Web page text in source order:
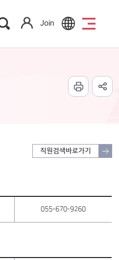
Join
직원검색바로가기
055-670-9260